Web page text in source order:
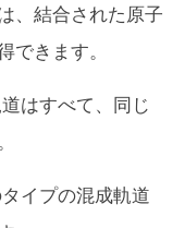
、結合された原子
できます。
はすべて、同じ
イプの混成軌道